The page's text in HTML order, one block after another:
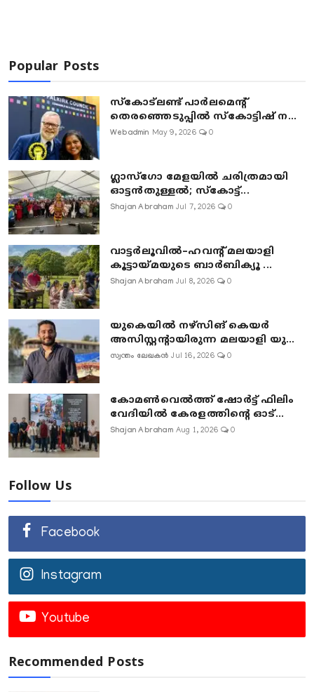
Popular Posts
സ്കോട്ലണ്ട് പാർലമെന്റ്
തെരഞ്ഞെടുപ്പിൽ സ്കോട്ടിഷ് ന...
Webadmin May 9, 2026 0
ഗ്ലാസ്‌ഗോ മേളയിൽ ചരിത്രമായി
ഓട്ടൻതുള്ളൽ; സ്‌കോട്ട്...
Shajan Abraham Jul 7, 2026 0
വാട്ടർലൂവിൽ–ഹവന്റ് മലയാളി
കൂട്ടായ്മയുടെ ബാർബിക്യൂ ...
Shajan Abraham Jul 8, 2026 0
യുകെയിൽ നഴ്സിങ് കെയർ
അസിസ്റ്റന്റായിരുന്ന മലയാളി യു...
സ്വന്തം ലേഖകൻ Jul 16, 2026 0
കോമൺവെൽത്ത് ഷോർട്ട് ഫിലിം
വേദിയിൽ കേരളത്തിന്റെ ഓട്...
Shajan Abraham Aug 1, 2026 0
Follow Us
Facebook
Instagram
Youtube
Recommended Posts